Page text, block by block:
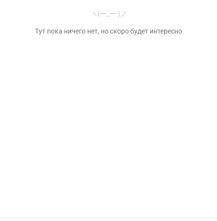
ヽ(ー_ー )ノ
Тут пока ничего нет, но скоро будет интересно